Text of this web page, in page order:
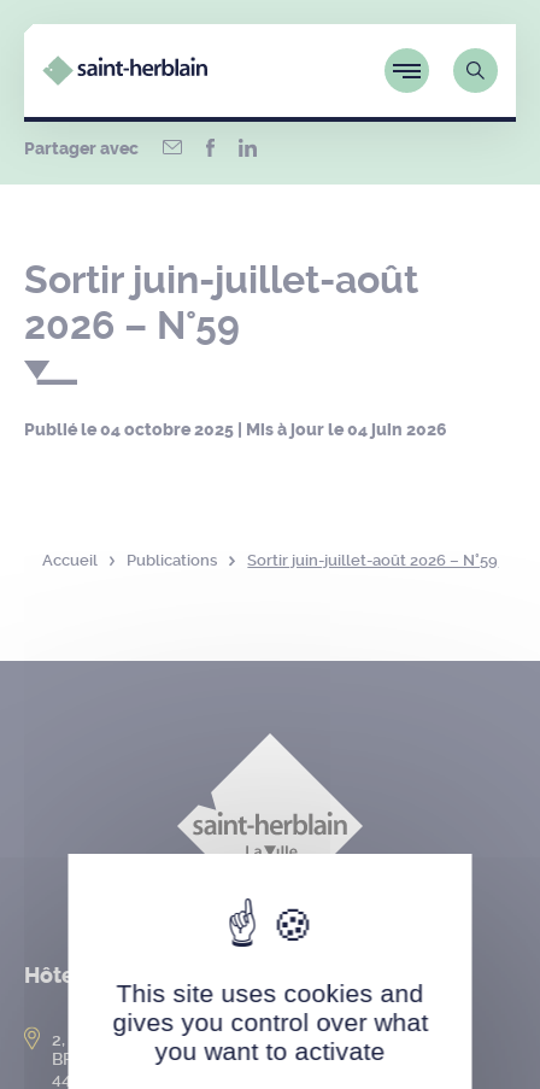
Partager avec
Sortir juin-juillet-août
2026 – N°59
Publié le04 octobre 2025 | Mis à jour le04 juin 2026
Accueil Publications Sortir juin-juillet-août 2026 – N°59
Hôtel de ville
2, rue de l’Hôtel-de-Ville
BP 50167
44802 Saint-Herblain cedex
This site uses cookies and
gives you control over what
you want to activate